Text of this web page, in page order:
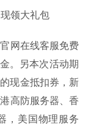
领大礼包
网在线客服免费
。另本次活动期
现金抵扣券，新
高防服务器、香
，美国物理服务